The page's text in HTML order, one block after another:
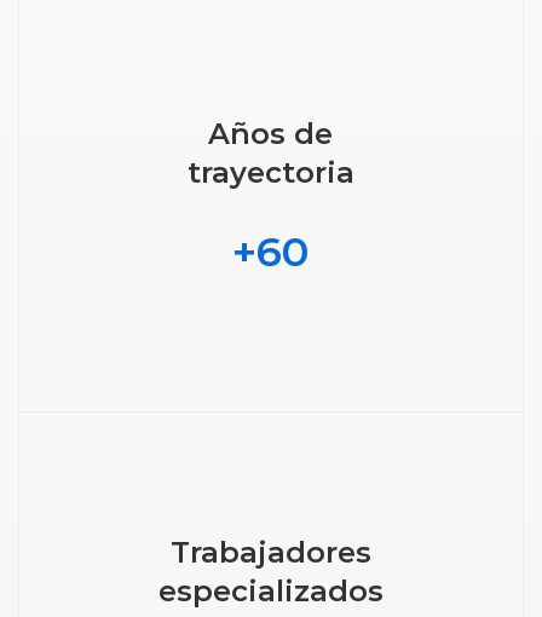
Años de
trayectoria
+60
Trabajadores
especializados